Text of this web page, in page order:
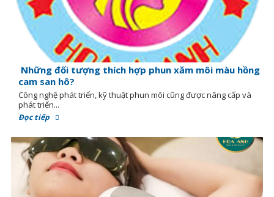
Những đối tượng thích hợp phun xăm môi màu hồng
cam san hô?
Công nghệ phát triển, kỹ thuật phun môi cũng được nâng cấp và
phát triển...
Đọc tiếp